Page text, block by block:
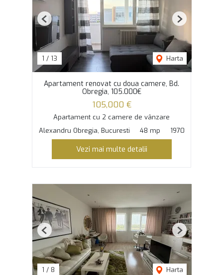
1 / 13 Harta
Previous Next
Apartament renovat cu doua camere, Bd.
Obregia, 105.000€
105,000 €
Apartament cu 2 camere de vânzare
Alexandru Obregia, Bucuresti
48 mp 1970
Vezi mai multe detalii
1 / 8 Harta
Previous Next